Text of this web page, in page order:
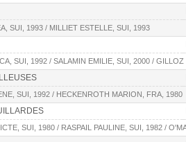
SUI, 1993 / MILLIET ESTELLE, SUI, 1993
SUI, 1992 / SALAMIN EMILIE, SUI, 2000 /
SUI, 1992 / HECKENROTH MARION, FRA, 1980
SUI, 1980 / RASPAIL PAULINE, SUI, 1982 /